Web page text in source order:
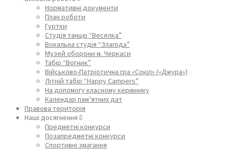
Нормативні документи
План роботи
Гуртки
Студія танцю “Веселка”
Вокальна студія “Злагода”
Музей оборони м. Черкаси
Табір “Вогник”
Військово-Патріотична гра «Сокіл» («Джура»)
Літній табір “Happy Campers”
На допомогу класному керівнику
Календар пам’ятних дат
Правова територія
Наші досягнення⇩
Предметні конкурси
Позапредметні конкурси
Спортивні змагання